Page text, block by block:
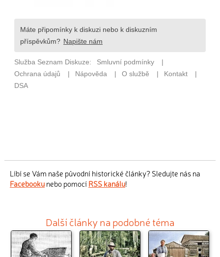
Líbí se Vám naše původní historické články? Sledujte nás na
Facebookunebo pomocí RSS kanálu!
Další články na podobné téma